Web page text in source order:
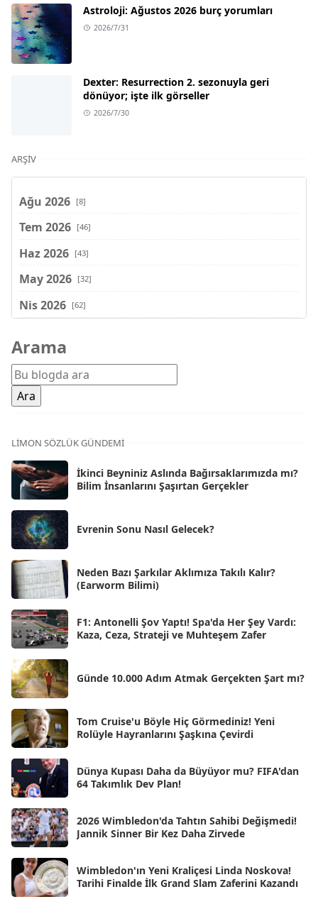
Astroloji: Ağustos 2026 burç yorumları
2026/7/31
Dexter: Resurrection 2. sezonuyla geri
dönüyor; işte ilk görseller
2026/7/30
ARŞIV
Ağu 2026 [8]
Tem 2026 [46]
Haz 2026 [43]
May 2026 [32]
Nis 2026 [62]
Şub 2026
Oca 2026 [72]
Ara 2025
Kas 2025
Eki 2025
Eyl 2025 [56]
Ağu 2025
Tem 2025
Haz 2025
May 2025 [54]
Nis 2025 [56]
Mar 2025
Şub 2025
Oca 2025
Ara 2024 [25]
Kas 2024
Eki 2024 [46]
Eyl 2024
Ağu 2024 [10]
Tem 2024
Haz 2024 [30]
Arama
LIMON SÖZLÜK GÜNDEMI
İkinci Beyniniz Aslında Bağırsaklarımızda mı?
Bilim İnsanlarını Şaşırtan Gerçekler
Evrenin Sonu Nasıl Gelecek?
Neden Bazı Şarkılar Aklımıza Takılı Kalır?
(Earworm Bilimi)
F1: Antonelli Şov Yaptı! Spa'da Her Şey Vardı:
Kaza, Ceza, Strateji ve Muhteşem Zafer
Günde 10.000 Adım Atmak Gerçekten Şart mı?
Tom Cruise'u Böyle Hiç Görmediniz! Yeni
Rolüyle Hayranlarını Şaşkına Çevirdi
Dünya Kupası Daha da Büyüyor mu? FIFA'dan
64 Takımlık Dev Plan!
2026 Wimbledon'da Tahtın Sahibi Değişmedi!
Jannik Sinner Bir Kez Daha Zirvede
Wimbledon'ın Yeni Kraliçesi Linda Noskova!
Tarihi Finalde İlk Grand Slam Zaferini Kazandı